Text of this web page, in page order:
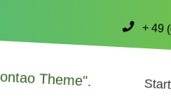
+ 49
Start